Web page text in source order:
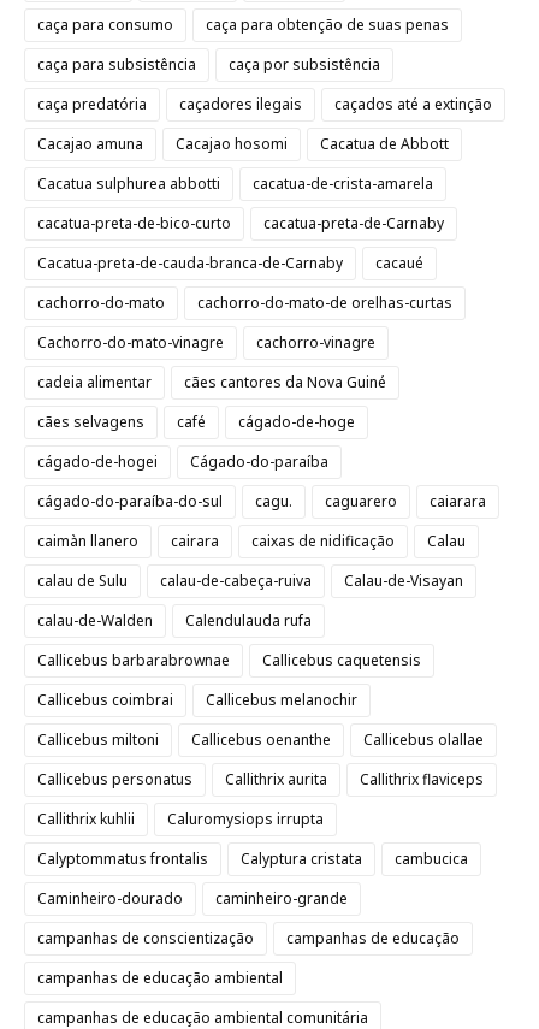
caça para consumo
caça para obtenção de suas penas
caça para subsistência
caça por subsistência
caça predatória
caçadores ilegais
caçados até a extinção
Cacajao amuna
Cacajao hosomi
Cacatua de Abbott
Cacatua sulphurea abbotti
cacatua-de-crista-amarela
cacatua-preta-de-bico-curto
cacatua-preta-de-Carnaby
Cacatua-preta-de-cauda-branca-de-Carnaby
cacaué
cachorro-do-mato
cachorro-do-mato-de orelhas-curtas
Cachorro-do-mato-vinagre
cachorro-vinagre
cadeia alimentar
cães cantores da Nova Guiné
cães selvagens
café
cágado-de-hoge
cágado-de-hogei
Cágado-do-paraíba
cágado-do-paraíba-do-sul
cagu. caguarero
caiarara
caimàn llanero
cairara caixas de nidificação
Calau
calau de Sulu
calau-de-cabeça-ruiva
Calau-de-Visayan
calau-de-Walden
Calendulauda rufa
Callicebus barbarabrownae
Callicebus caquetensis
Callicebus coimbrai
Callicebus melanochir
Callicebus miltoni
Callicebus oenanthe
Callicebus olallae
Callicebus personatus
Callithrix aurita
Callithrix flaviceps
Callithrix kuhlii
Caluromysiops irrupta
Calyptommatus frontalis
Calyptura cristata
cambucica
Caminheiro-dourado
caminheiro-grande
campanhas de conscientização
campanhas de educação
campanhas de educação ambiental
campanhas de educação ambiental comunitária